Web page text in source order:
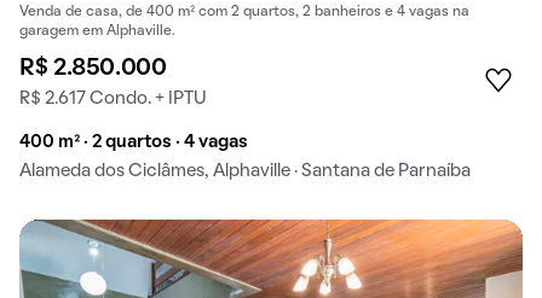
Venda de casa, de 400 m² com 2 quartos, 2 banheiros e 4 vagas na
garagem em Alphaville.
R$ 2.850.000
R$ 2.617 Condo. + IPTU
400 m² · 2 quartos · 4 vagas
Alameda dos Ciclâmes, Alphaville · Santana de Parnaíba